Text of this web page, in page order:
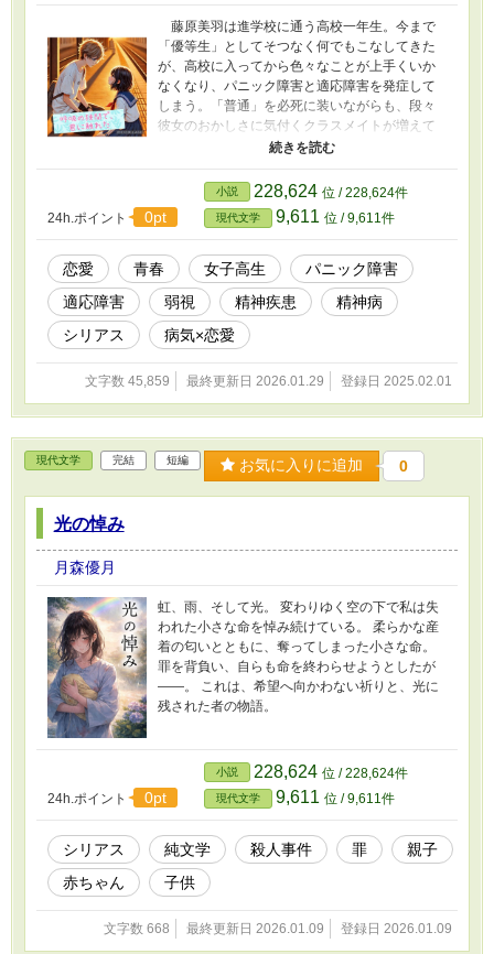
藤原美羽は進学校に通う高校一年生。今まで
「優等生」としてそつなく何でもこなしてきた
が、高校に入ってから色々なことが上手くいか
なくなり、パニック障害と適応障害を発症して
しまう。「普通」を必死に装いながらも、段々
彼女のおかしさに気付くクラスメイトが増えて
いく。 ある日電車の中で発作を起こし、動け
高校に通う少年、柏木悠真だった。彼は自由な
校風の中自分のペースで生きていることを知
る。 そして彼にも、普通に生きられないハン
デを密かに抱えていた。 悠真の言葉や存在
が、少しずつ美羽を変えていく。 「壊れたまま
でも、生きていけるのかもしれない」 そう思え
るようになったとき、美羽は初めて自分の本当
の気持ちを伝えたいと思うようになった。 これ
は、「普通」になれなかった二人が、壊れたま
までも共に歩んでいく物語。
24h.ポイント 0pt
小説 228,624 位 / 228,624件
現代文学 9,611 位 / 9,611件
恋愛 青春 女子高生
パニック障害
適応障害
弱視 精神疾患
精神病
シリアス
病気×恋愛
文字数 45,859 最終更新日 2026.01.29 登録日 2025.02.01
現代文学 完結 短編 お気に入りに追加 0
光の悼み
月森優月
虹、雨、そして光。 変わりゆく空の下で私は失
われた小さな命を悼み続けている。 柔らかな産
着の匂いとともに、奪ってしまった小さな命。
罪を背負い、自らも命を終わらせようとしたが
――。 これは、希望へ向かわない祈りと、光に
残された者の物語。
24h.ポイント 0pt
小説 228,624 位 / 228,624件
現代文学 9,611 位 / 9,611件
シリアス 純文学 殺人事件 罪
親子
赤ちゃん
子供
文字数 668 最終更新日 2026.01.09 登録日 2026.01.09